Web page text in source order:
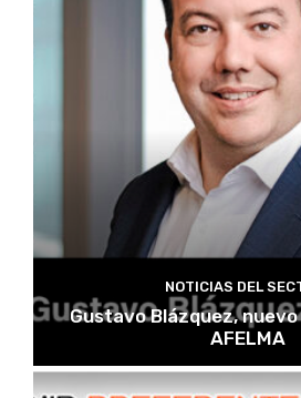
NOTICIAS DEL
Gustavo Blázquez,
AFELMA